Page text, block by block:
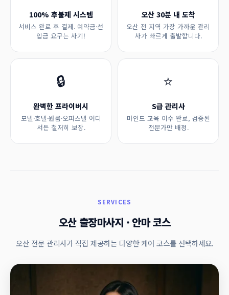
100% 후불제 시스템
서비스 완료 후 결제. 예약금·선
입금 요구는 사기!
오산 30분 내 도착
오산 전 지역 가장 가까운 관리
사가 빠르게 출발합니다.
🔒
완벽한 프라이버시
모텔·호텔·원룸·오피스텔 어디
서든 철저히 보장.
⭐
S급 관리사
마인드 교육 이수 완료, 검증된
전문가만 배정.
SERVICES
오산 출장마사지 · 안마 코스
오산 전문 관리사가 직접 제공하는 다양한 케어 코스를 선택하세요.